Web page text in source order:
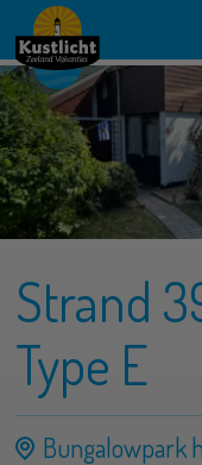
Geen favorieten
U kunt zoekopdrachten,
te klikken.
Favoriete huizen kunt u
Strand
Type E
Bungalowpark